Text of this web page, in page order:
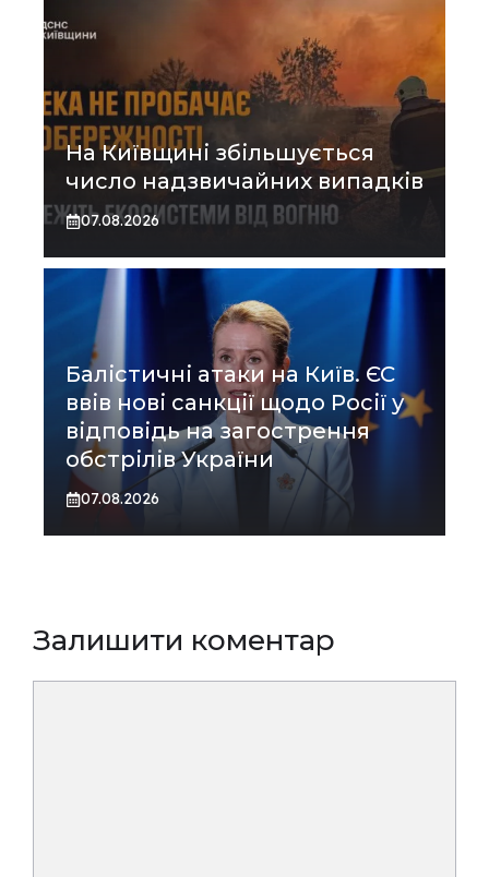
На Київщині збільшується
число надзвичайних випадків
07.08.2026
Балістичні атаки на Київ. ЄС
ввів нові санкції щодо Росії у
відповідь на загострення
обстрілів України
07.08.2026
Залишити коментар